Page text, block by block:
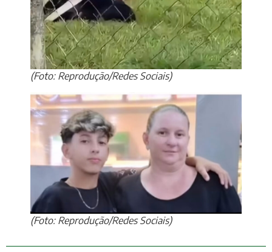
(Foto: Reprodução/Redes Sociais)
(Foto: Reprodução/Redes Sociais)